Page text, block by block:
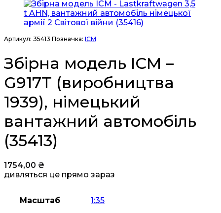
Артикул: 35413 Позначка: ICM
Збірна модель ICM –
G917T (виробництва
1939), німецький
вантажний автомобіль
(35413)
1754,00 ₴
дивляться це прямо зараз
Масштаб 1:35